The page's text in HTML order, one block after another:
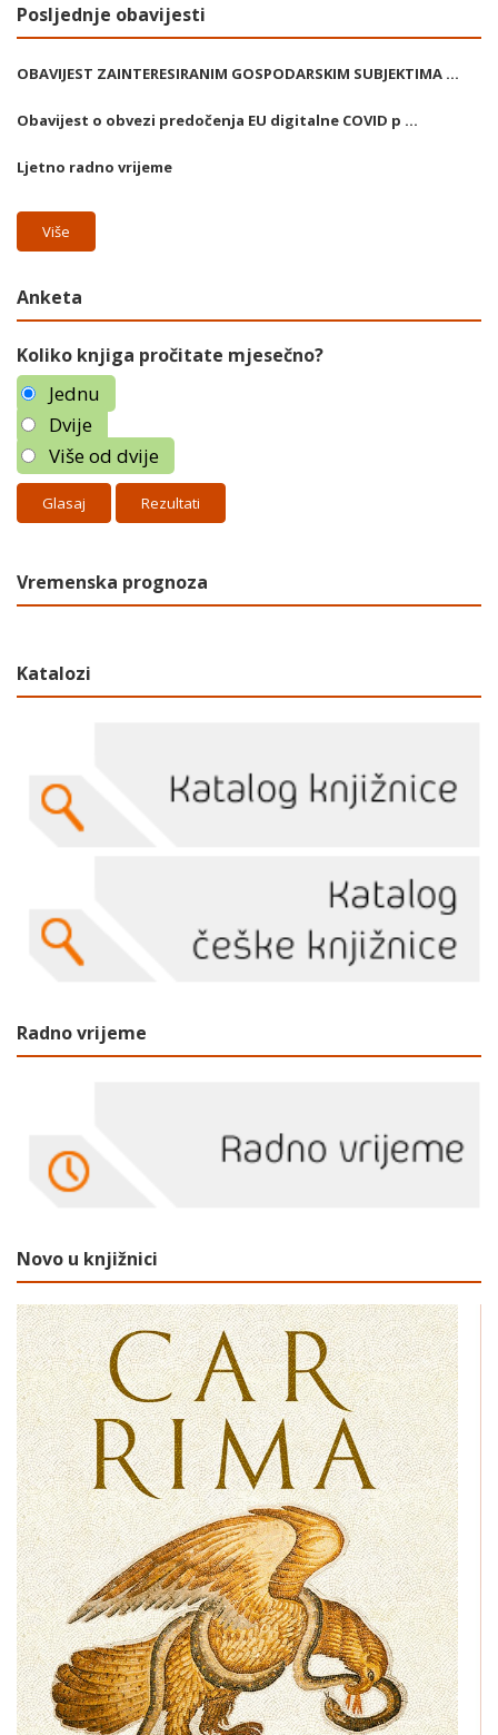
Posljednje obavijesti
OBAVIJEST ZAINTERESIRANIM GOSPODARSKIM SUBJEKTIMA ...
Obavijest o obvezi predočenja EU digitalne COVID p ...
Ljetno radno vrijeme
Više
Anketa
Koliko knjiga pročitate mjesečno?
Jednu
Dvije
Više od dvije
Rezultati
Vremenska prognoza
Katalozi
Radno vrijeme
Novo u knjižnici